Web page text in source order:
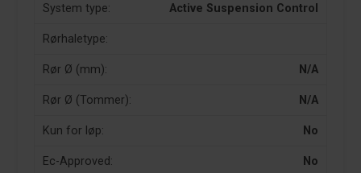
System type: Active Suspension Control
Rørhaletype:
Rør Ø (mm): N/A
Rør Ø (Tommer): N/A
Kun for løp: No
Ec-Approved: No